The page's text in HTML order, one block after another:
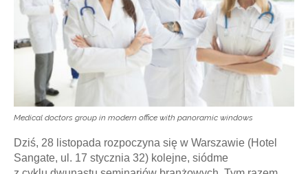
Medical doctors group in modern office with panoramic windows
Dziś, 28 listopada rozpoczyna się w Warszawie (Hotel
Sangate, ul. 17 stycznia 32) kolejne, siódme